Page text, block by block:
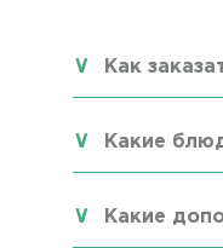
Как
Какие
Какие